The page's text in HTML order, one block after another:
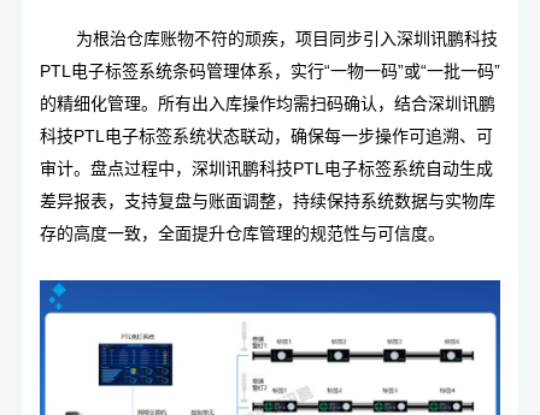
为根治仓库账物不符的顽疾，项目同步引入深圳 讯鹏科技
PTL电子标签系统条码管理体系，实行“一物一码”或“一批一码”
的精细化管理。所有出入库操作均需扫码确认，结合深圳 讯鹏
科技PTL电子标签系统状态联动，确保每一步操作可追溯、可
审计。盘点过程中，深圳 讯鹏科技PTL电子标签系统自动生成
差异报表，支持复盘与账面调整，持续保持系统数据与实物库
存的高度一致，全面提升仓库管理的规范性与可信度。